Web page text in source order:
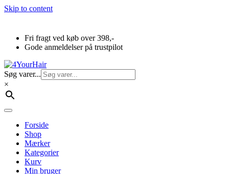
Skip to content
Fri fragt ved køb over 398,-
Gode anmeldelser på trustpilot
Søg varer...
×
Forside
Shop
Mærker
Kategorier
Kurv
Min bruger